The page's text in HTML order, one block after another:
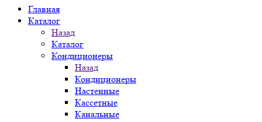
Главная
Каталог
Назад
Каталог
Кондиционеры
Назад
Кондиционеры
Настенные
Кассетные
Канальные